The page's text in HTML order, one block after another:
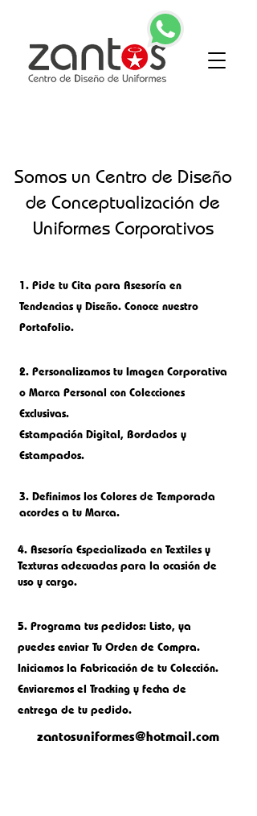
Somos un Centro de Diseño
de Conceptualización de
Uniformes Corporativos
1. Pide tu Cita para Asesoría en
Tendencias y Diseño. Conoce nuestro
Portafolio.
2. Personalizamos tu Imagen Corporativa
o Marca Personal con Colecciones
Exclusivas.
Estampación Digital, Bordados y
Estampados.
3. Definimos los Colores de Temporada
acordes a tu Marca.
4. Asesoría Especializada en Textiles y
Texturas adecuadas para la ocasión de
uso y cargo.
5. Programa tus pedidos: Listo, ya
puedes enviar Tu Orden de Compra.
Iniciamos la Fabricación de tu Colección.
Enviaremos el Tracking y fecha de
entrega de tu pedido.
zantosuniformes@hotmail.com